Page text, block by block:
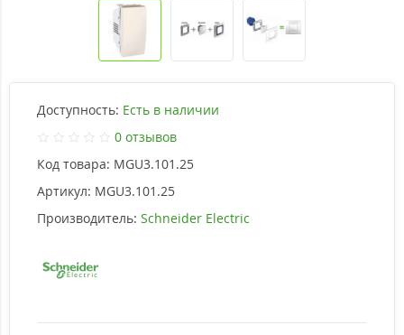
Доступность: Есть в наличии
0 отзывов
Код товара: MGU3.101.25
Артикул: MGU3.101.25
Производитель: Schneider Electric